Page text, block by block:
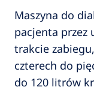
Maszyna do
pacjenta przez
trakcie
czterech do
do 120 litrów